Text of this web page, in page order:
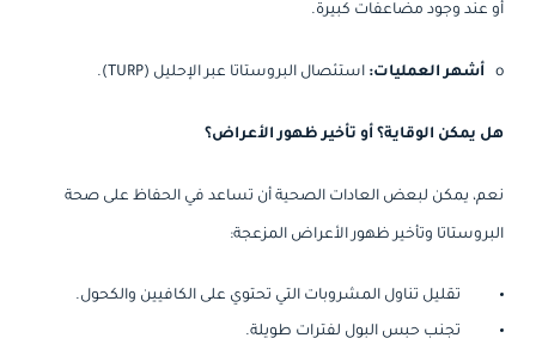
أو عند وجود مضاعفات كبيرة.
o أشهر العمليات: استئصال البروستاتا عبر الإحليل (TURP).
هل يمكن الوقاية؟ أو تأخير ظهور الأعراض؟
نعم، يمكن لبعض العادات الصحية أن تساعد في الحفاظ على صحة
البروستاتا وتأخير ظهور الأعراض المزعجة:
تقليل تناول المشروبات التي تحتوي على الكافيين والكحول.
تجنب حبس البول لفترات طويلة.